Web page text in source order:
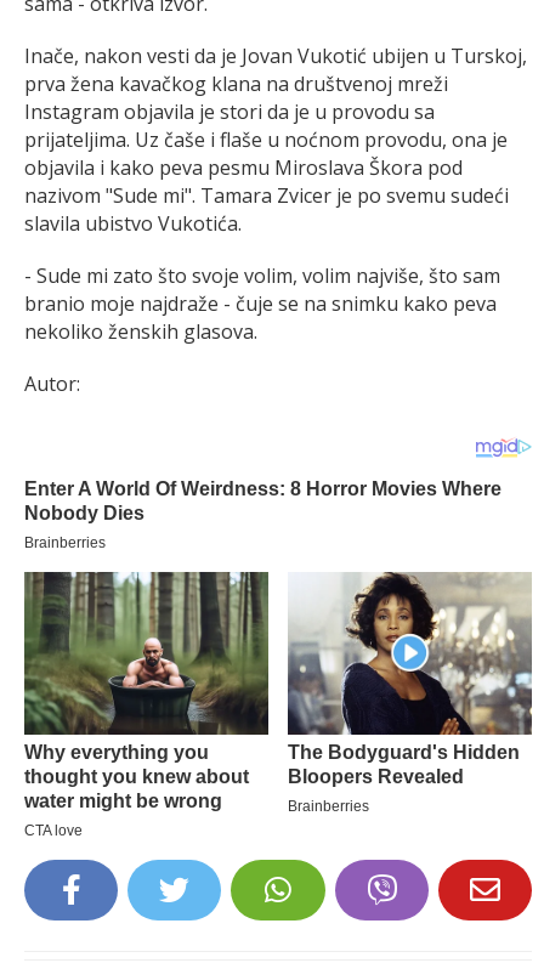
Inače, nakon vesti da je Jovan Vukotić ubijen u Turskoj,
prva žena kavačkog klana na društvenoj mreži
Instagram objavila je stori da je u provodu sa
prijateljima. Uz čaše i flaše u noćnom provodu, ona je
objavila i kako peva pesmu Miroslava Škora pod
nazivom "Sude mi". Tamara Zvicer je po svemu sudeći
slavila ubistvo Vukotića.
- Sude mi zato što svoje volim, volim najviše, što sam
branio moje najdraže - čuje se na snimku kako peva
nekoliko ženskih glasova.
Autor: